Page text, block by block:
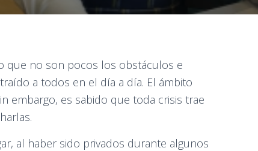
que no son pocos los obstáculos e
a todos en el día a día. El ámbito
embargo, es sabido que toda crisis trae
al haber sido privados durante algunos